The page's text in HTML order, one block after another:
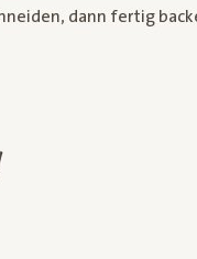
dann fertig